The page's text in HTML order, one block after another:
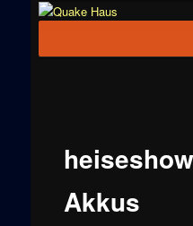
News zu
Akkus